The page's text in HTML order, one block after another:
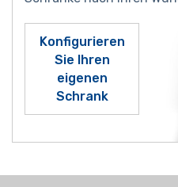
Konfigurieren
Sie Ihren
eigenen
Schrank